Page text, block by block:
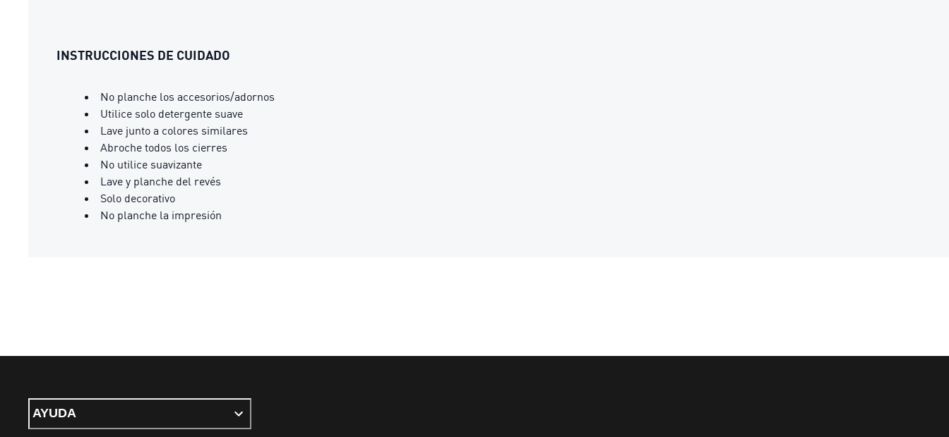
INSTRUCCIONES DE CUIDADO
No planche los accesorios/adornos
Utilice solo detergente suave
Lave junto a colores similares
Abroche todos los cierres
No utilice suavizante
Lave y planche del revés
Solo decorativo
No planche la impresión
AYUDA